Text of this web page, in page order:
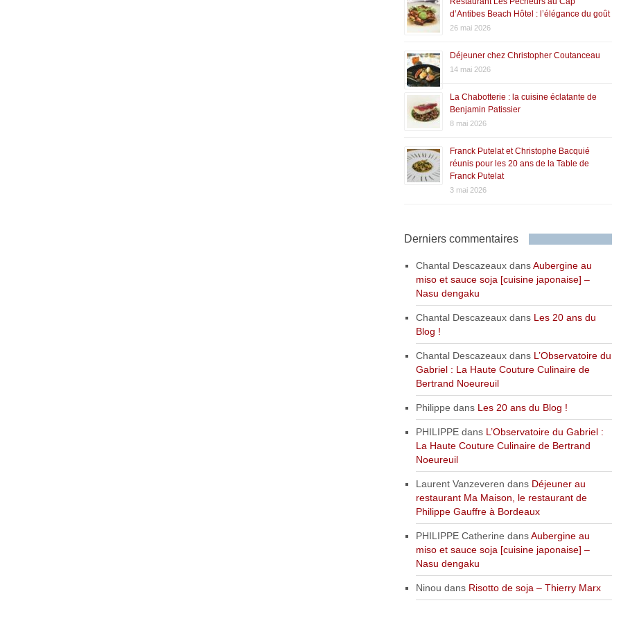
d’Antibes Beach Hôtel : l’élégance du goût
26 mai 2026
Déjeuner chez Christopher Coutanceau
14 mai 2026
La Chabotterie : la cuisine éclatante de
Benjamin Patissier
8 mai 2026
Franck Putelat et Christophe Bacquié
réunis pour les 20 ans de la Table de
Franck Putelat
3 mai 2026
Derniers commentaires
Chantal DescazeauxdansAubergine au
miso et sauce soja [cuisine japonaise] –
Nasu dengaku
Chantal Descazeauxdans Les 20 ans du
Blog !
Chantal Descazeauxdans L’Observatoire du
Gabriel : La Haute Couture Culinaire de
Bertrand Noeureuil
Philippe dans Les 20 ans du Blog !
PHILIPPEdans L’Observatoire du Gabriel :
La Haute Couture Culinaire de Bertrand
Noeureuil
Laurent Vanzeveren dans Déjeuner au
restaurant Ma Maison, le restaurant de
Philippe Gauffre à Bordeaux
PHILIPPE Catherine dansAubergine au
miso et sauce soja [cuisine japonaise] –
Nasu dengaku
Ninou dans Risotto de soja – Thierry Marx